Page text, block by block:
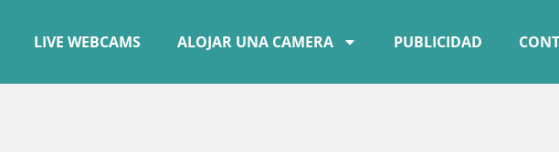
LIVE WEBCAMS ALOJAR UNA CAMERA PUBLICIDAD